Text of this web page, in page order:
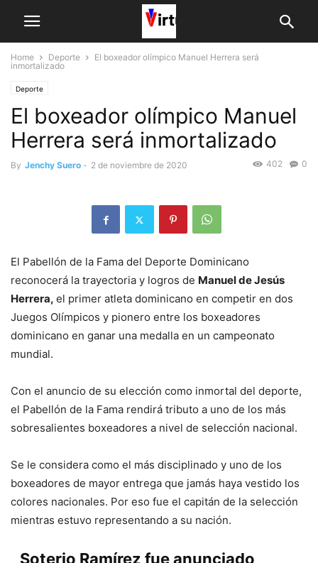
Home Deporte
El boxeador olímpico Manuel Herrera será
inmortalizado
Deporte
El boxeador olímpico Manuel
Herrera será inmortalizado
By Jenchy Suero - 2 de noviembre de 2020 0
402
El Pabellón de la Fama del Deporte Dominicano
reconocerá la trayectoria y logros de Manuel de Jesús
Herrera, el primer atleta dominicano en competir en dos
Juegos Olímpicos y pionero entre los boxeadores
dominicano en ganar una medalla en un campeonato
mundial.
Con el anuncio de su elección como inmortal del deporte,
el Pabellón de la Fama rendirá tributo a uno de los más
sobresalientes boxeadores a nivel de selección nacional.
Se le considera como el más disciplinado y uno de los
boxeadores de mayor entrega que jamás haya vestido los
colores nacionales. Por eso fue el capitán de la selección
mientras estuvo representando a su nación.
Soterio Ramírez fue anunciado